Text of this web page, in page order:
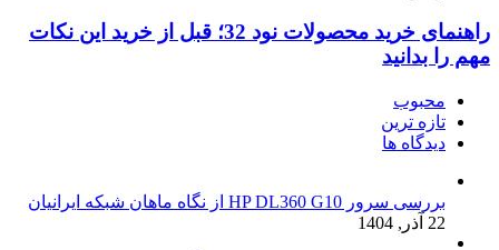
راهنمای خرید محصولات نود 32؛ قبل از خرید این نکات
مهم را بدانید
محبوب
تازه ترین
دیدگاه ها
بررسی سرور HP DL360 G10 از نگاه ماهان شبکه ایرانیان
22 آذر, 1404